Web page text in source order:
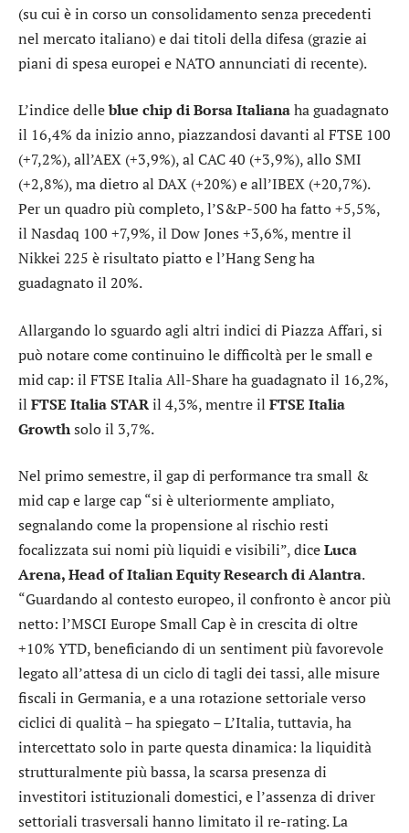
(su cui è in corso un consolidamento senza precedenti
nel mercato italiano) e dai titoli della difesa (grazie ai
piani di spesa europei e NATO annunciati di recente).
L’indice delleblue chip di Borsa Italianaha guadagnato
il 16,4% da inizio anno, piazzandosi davanti al FTSE 100
(+7,2%), all’AEX (+3,9%), al CAC 40 (+3,9%), allo SMI
(+2,8%), ma dietro al DAX (+20%) e all’IBEX (+20,7%).
Per un quadro più completo, l’S&P-500 ha fatto +5,5%,
il Nasdaq 100 +7,9%, il Dow Jones +3,6%, mentre il
Nikkei 225 è risultato piatto e l’Hang Seng ha
guadagnato il 20%.
Allargando lo sguardo agli altri indici di Piazza Affari, si
può notare come continuino le difficoltà per le small e
mid cap: il FTSE Italia All-Share ha guadagnato il 16,2%,
il FTSE Italia STARil 4,3%, mentre il FTSE Italia
Growthsolo il 3,7%.
Nel primo semestre, il gap di performance tra small &
mid cap e large cap “si è ulteriormente ampliato,
segnalando come la propensione al rischio resti
focalizzata sui nomi più liquidi e visibili”, diceLuca
Arena, Head of Italian Equity Research diAlantra.
“Guardando al contesto europeo, il confronto è ancor più
netto: l’MSCI Europe Small Cap è in crescita di oltre
+10% YTD, beneficiando di un sentiment più favorevole
legato all’attesa di un ciclo di tagli dei tassi, alle misure
fiscali in Germania, e a una rotazione settoriale verso
ciclici di qualità – ha spiegato – L’Italia, tuttavia, ha
intercettato solo in parte questa dinamica: la liquidità
strutturalmente più bassa, la scarsa presenza di
investitori istituzionali domestici, e l’assenza di driver
settoriali trasversali hanno limitato il re-rating. La